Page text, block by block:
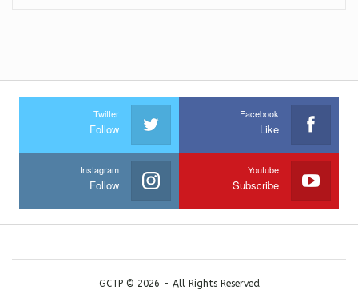
Facebook
Like
Twitter
Follow
Youtube
Subscribe
Instagram
Follow
GCTP © 2026 - All Rights Reserved